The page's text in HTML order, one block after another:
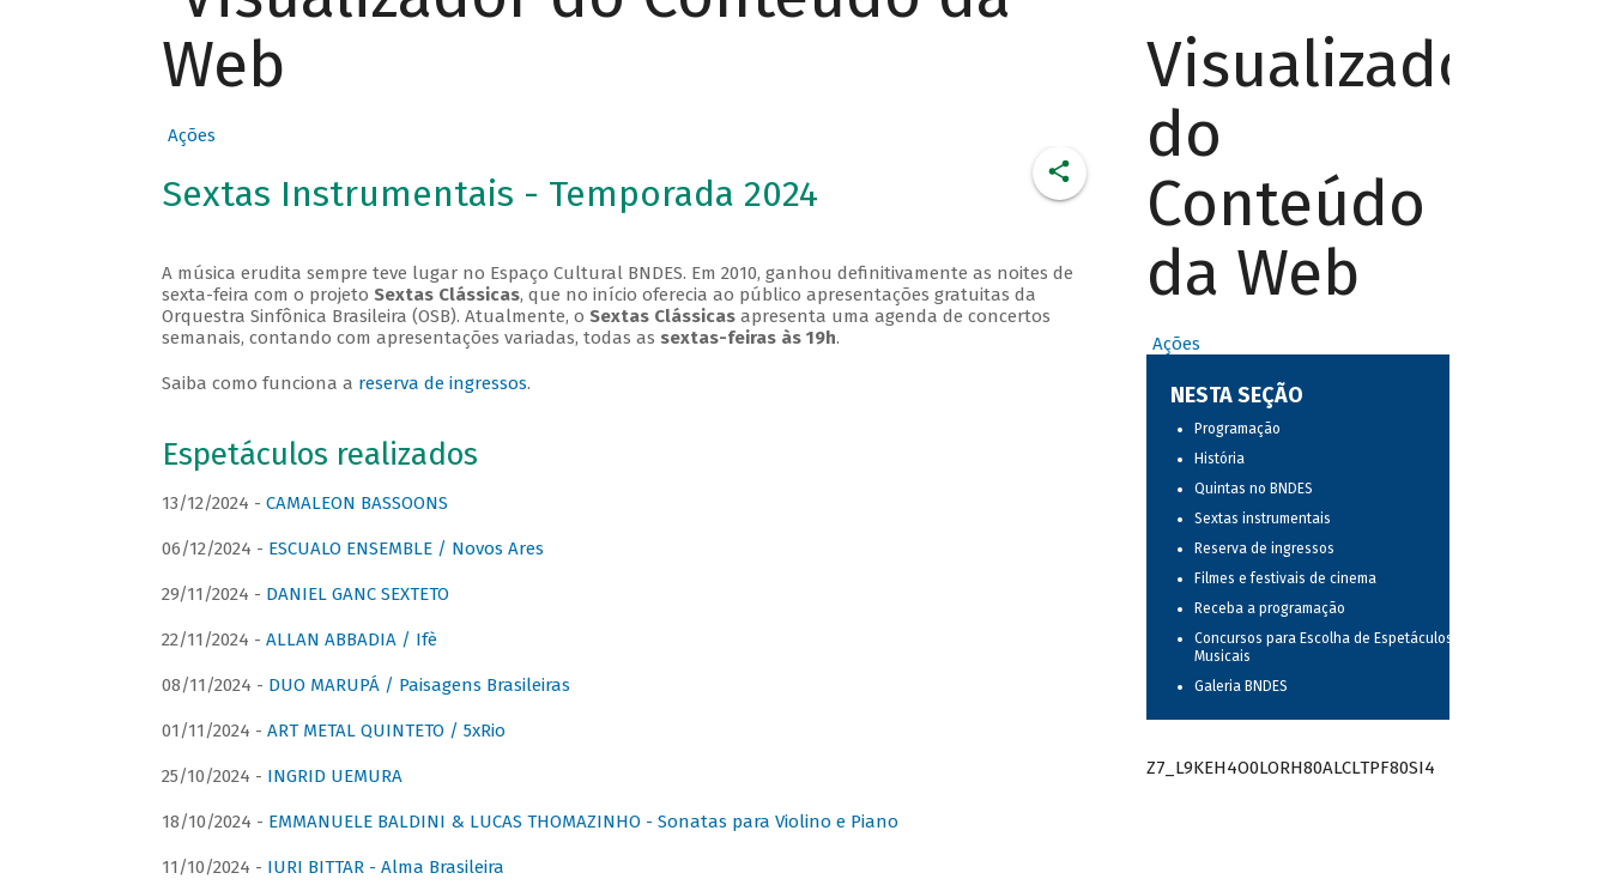
Web
Ações
Sextas Instrumentais - Temporada 2024
A música erudita sempre teve lugar no Espaço Cultural BNDES. Em 2010, ganhou definitivamente as noites de
sexta-feira com o projeto Sextas Clássicas, que no início oferecia ao público apresentações gratuitas da
Orquestra Sinfônica Brasileira (OSB). Atualmente, o Sextas Clássicasapresenta uma agenda de concertos
semanais, contando com apresentações variadas, todas as sextas-feiras às 19h.
Saiba como funciona a reserva de ingressos.
Espetáculos realizados
13/12/2024 - CAMALEON BASSOONS
06/12/2024 - ESCUALO ENSEMBLE / Novos Ares
29/11/2024 - DANIEL GANC SEXTETO
22/11/2024 - ALLAN ABBADIA / Ifè
08/11/2024 - DUO MARUPÁ / Paisagens Brasileiras
01/11/2024 - ART METAL QUINTETO / 5xRio
25/10/2024 - INGRID UEMURA
18/10/2024 - EMMANUELE BALDINI & LUCAS THOMAZINHO - Sonatas para Violino e Piano
11/10/2024 - IURI BITTAR - Alma Brasileira
Visualizador
do
Conteúdo
da Web
Ações
NESTA SEÇÃO
Programação
História
Quintas no BNDES
Sextas instrumentais
Reserva de ingressos
Filmes e festivais de cinema
Receba a programação
Concursos para Escolha de Espetáculos
Musicais
Galeria BNDES
Z7_L9KEH4O0LORH80ALCLTPF80SI4